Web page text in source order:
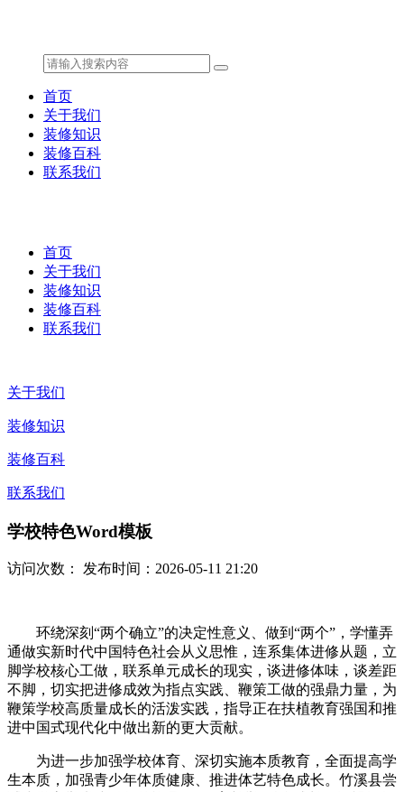
首页
关于我们
装修知识
装修百科
联系我们
首页
关于我们
装修知识
装修百科
联系我们
关于我们
装修知识
装修百科
联系我们
学校特色Word模板
访问次数： 发布时间：2026-05-11 21:20
环绕深刻“两个确立”的决定性意义、做到“两个”，学懂弄
通做实新时代中国特色社会从义思惟，连系集体进修从题，立
脚学校核心工做，联系单元成长的现实，谈进修体味，谈差距
不脚，切实把进修成效为指点实践、鞭策工做的强鼎力量，为
鞭策学校高质量成长的活泼实践，指导正在扶植教育强国和推
进中国式现代化中做出新的更大贡献。
为进一步加强学校体育、深切实施本质教育，全面提高学
生本质，加强青少年体质健康、推进体艺特色成长。竹溪县尝